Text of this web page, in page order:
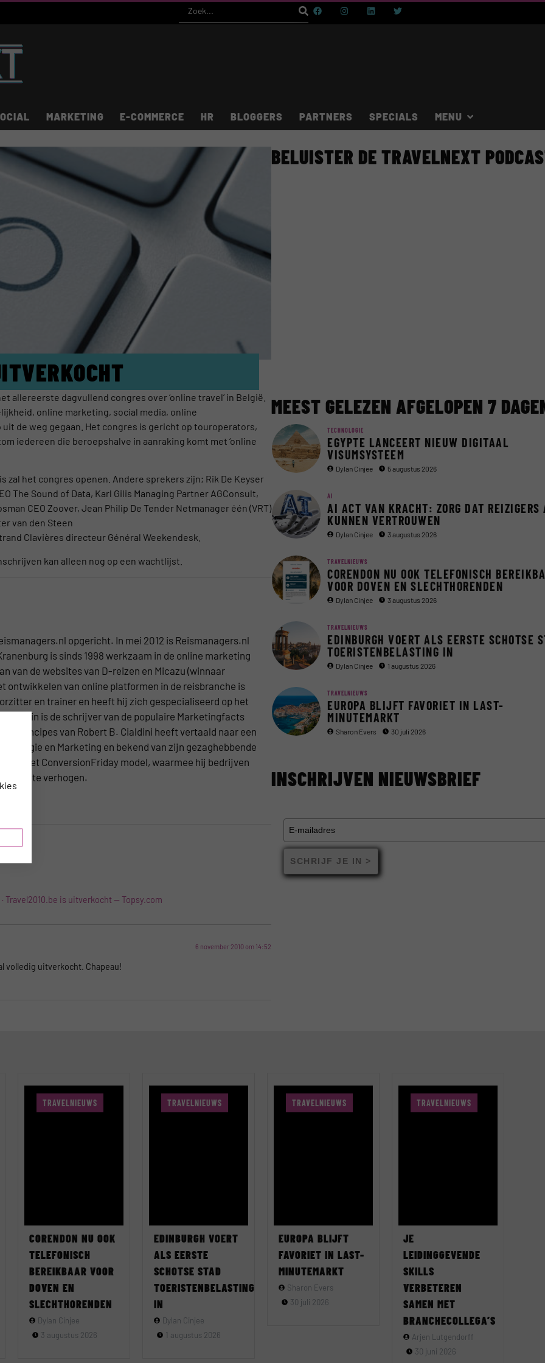
MARKETING E-COMMERCE HR BLOGGERS PARTNERS SPECIALS
allereerste dagvullend congres over ‘online travel’ in België.
online marketing, social media, online
de weg gegaan. Het congres is gericht op touroperators,
iedereen die beroepshalve in aanraking komt met ‘online
zal het congres openen. Andere sprekers zijn; Rik De Keyser
The Sound of Data, Karl Gilis Managing Partner AGConsult,
CEO Zoover, Jean Philip De Tender Netmanager één (VRT)
van den Steen
Clavières directeur Général Weekendesk.
kan alleen nog op een wachtlijst.
opgericht. In mei 2012 is Reismanagers.nl
is sinds 1998 werkzaam in de online marketing
van de websites van D-reizen en Micazu (winnaar
ontwikkelen van online platformen in de reisbranche is
en trainer en heeft hij zich gespecialiseerd op het
Martin is de schrijver van de populaire Marketingfacts
de principes van Robert B. Cialdini heeft vertaald naar een
en Marketing en bekend van zijn gezaghebbende
van het ConversionFriday model, waarmee hij bedrijven
te verhogen.
Travel2010.be is uitverkocht -- Topsy.com
6 november 2010 om 14:52
volledig uitverkocht. Chapeau!
BELUISTER DE TRAVELNEXT
MEEST GELEZEN AFGELOPEN 7
TECHNOLOGIE
EGYPTE LANCEERT NIEUW DIGITAAL
VISUMSYSTEEM
Dylan Cinjee 5 augustus 2026
AI
AI ACT VAN KRACHT: ZORG DAT REIZIGERS
KUNNEN VERTROUWEN
Dylan Cinjee 3 augustus 2026
TRAVELNIEUWS
CORENDON NU OOK TELEFONISCH
VOOR DOVEN EN SLECHTHORENDEN
Dylan Cinjee 3 augustus 2026
TRAVELNIEUWS
EDINBURGH VOERT ALS EERSTE SCHOTSE
TOERISTENBELASTING IN
Dylan Cinjee 1 augustus 2026
TRAVELNIEUWS
EUROPA BLIJFT FAVORIET IN LAST-
MINUTEMARKT
Sharon Evers 30 juli 2026
INSCHRIJVEN NIEUWSBRIEF
SCHRIJF JE IN >
TRAVELNIEUWS
CORENDON NU OOK
TELEFONISCH
BEREIKBAAR VOOR
DOVEN EN
SLECHTHORENDEN
Dylan Cinjee
3 augustus 2026
TRAVELNIEUWS
EDINBURGH VOERT
ALS EERSTE
SCHOTSE STAD
TOERISTENBELASTING
IN
Dylan Cinjee
1 augustus 2026
TRAVELNIEUWS
EUROPA BLIJFT
FAVORIET IN LAST-
MINUTEMARKT
Sharon Evers
30 juli 2026
TRAVELNIEUWS
JE
LEIDINGGEVENDE
SKILLS
VERBETEREN
SAMEN MET
BRANCHECOLLEGA’S
Arjen Lutgendorff
30 juni 2026